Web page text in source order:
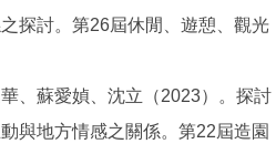
探討。第26屆休閒、遊憩、觀光
、蘇愛媜、沈立（2023）。探討
與地方情感之關係。第22屆造園